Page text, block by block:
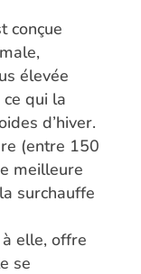
conçue
élevée
qui la
d’hiver.
(entre 150
meilleure
surchauffe
elle, offre
se